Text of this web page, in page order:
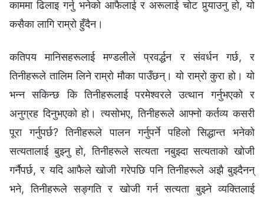
काममा ढिलाइ गर्नु भनेको आफैलाई र अरूलाई चोट पुर्‍याउनु हो, यो
कसैका लागि राम्रो हुँदैन।
कतिपय मानिसहरूलाई मण्डलीले प्रवर्द्धन र संवर्धन गर्छ, र
तिनीहरूले तालिम लिने राम्रो मौका पाउँछन्। यो राम्रो कुरा हो। यो
भन्‍न सकिन्छ कि तिनीहरूलाई परमेश्‍वरले उत्थान गर्नुभएको र
अनुग्रह दिनुभएको हो। त्यसोभए, तिनीहरूले आफ्नो कर्तव्य कसरी
पूरा गर्नुपर्छ? तिनीहरूले पालन गर्नुपर्ने पहिलो सिद्धान्त भनेको
सत्यतालाई बुझ्नु हो, तिनीहरूले सत्यता नबुझ्दा सत्यताको खोजी
गर्नैपर्छ, र यदि आफैले खोजी गरेपछि पनि तिनीहरूले अझै बुझ्दैनन्
भने, तिनीहरूले सङ्गति र खोजी गर्न सत्यता बुझ्‍ने व्यक्तिलाई